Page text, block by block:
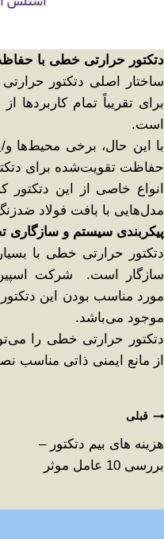
دتکتور حرارتی خطی با
برای تقریباً تمام
است.
با این حال، برخی محیط‌ها
حفاظت تقویت‌شده برای
انواع خاصی از این
مدل‌هایی با بافت فولاد
پیکربندی سیستم و سازگاری
دتکتور حرارتی خطی با
سازگار است. شرکت اسپین
مورد مناسب بودن این
موجود می‌باشد.
دتکتور حرارتی خطی را
از مانع ایمنی ذاتی مناسب
قبلی
هزینه های بیم دتکتور –
بررسی 10 عامل موثر